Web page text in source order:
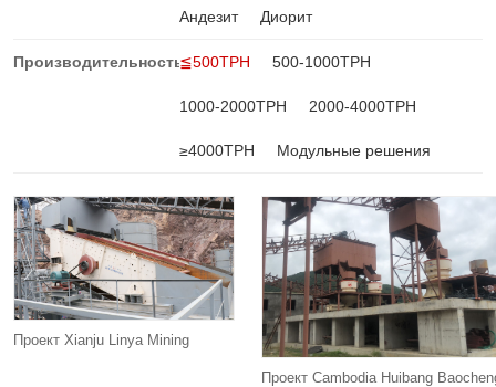
Андезит Диорит
Производительность:≦500TPH 500-1000TPH
1000-2000TPH 2000-4000TPH
≥4000TPH Модульные решения
Проект Xianju Linya Mining
Проект Cambodia Huibang